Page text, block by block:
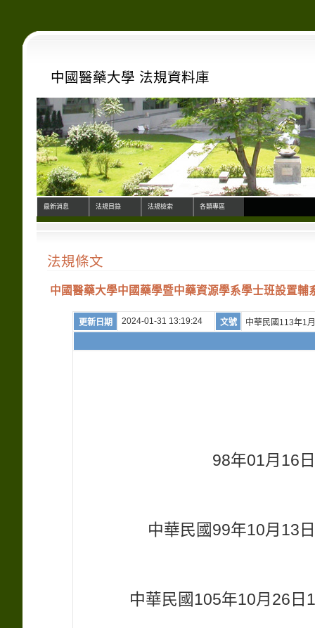
中國醫藥大學 法規資料庫
最新消息 法規目錄 法規檢索 各類專區
法規條文
中國醫藥大學中國藥學暨中藥資源學系學士班設置輔
更新日期 2024-01-31 13:19:24 文號 中華民國113年1
98年01月16
中華民國99年10月13
中華民國105年10月26日